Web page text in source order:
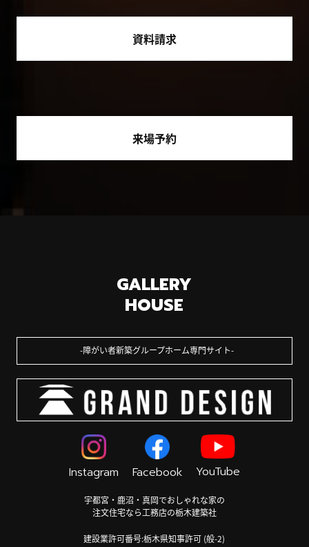
資料請求
来場予約
GALLERY
HOUSE
障がい者新築グループホーム専門サイト
Instagram Facebook YouTube
宇都宮・鹿沼・真岡でおしゃれな家の
注文住宅なら工務店の栃木建築社
建設業許可番号:栃木県知事許可 (般-2)